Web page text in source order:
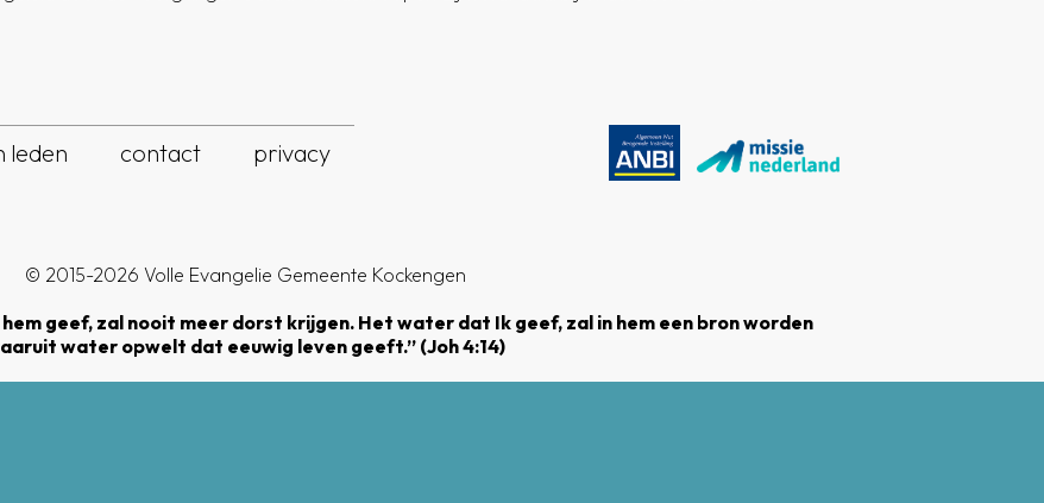
leden contact privacy
© 2015-2026 Volle Evangelie Gemeente Kockengen
geef, zal nooit meer dorst krijgen. Het water dat Ik geef, zal in hem een bron worden
water opwelt dat eeuwig leven geeft.” (Joh 4:14)